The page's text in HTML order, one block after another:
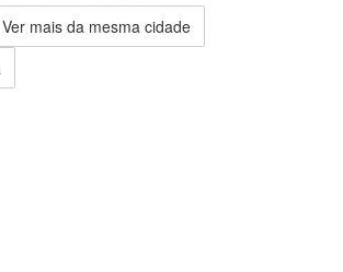
Ver mais da mesma cidade